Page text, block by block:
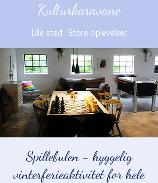
Kulturkaravane
Lille sted - Store oplevelser
Spillebulen - hyggelig
vinterferieaktivitet for hele